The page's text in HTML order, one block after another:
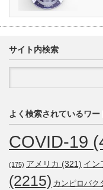
サイト内検索
よく検索されているワー
COVID-19
(175) アメリカ (321) イン
(2215) カンピロバク